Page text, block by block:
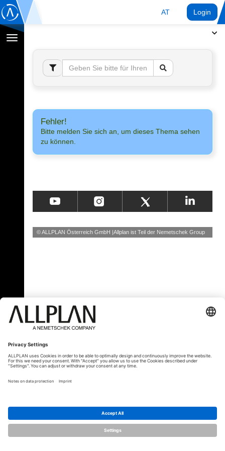
AT Login
Navigation
umschalten
Fehler!
Bitte melden Sie sich an, um dieses Thema sehen
zu können.
© ALLPLAN Österreich GmbH Allplan ist Teil der Nemetschek Group